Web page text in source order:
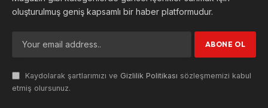
oluşturulmuş geniş kapsamlı bir haber platformudur.
Kaydolarak şartlarımızı ve Gizlilik Politikası sözleşmemizi kabul
etmiş olursunuz.